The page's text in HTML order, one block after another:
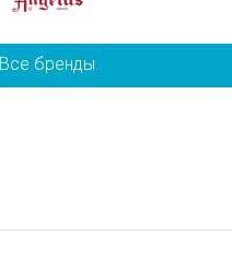
Все бренды